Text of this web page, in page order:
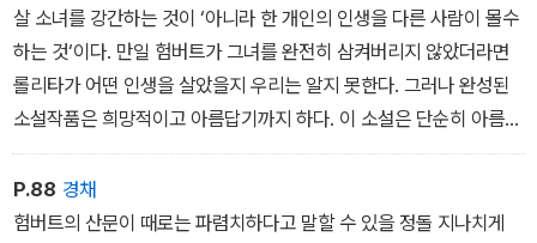
살 소녀를 강간하는 것이 ‘아니라 한 개인의 인생을 다른 사람이 몰수
하는 것‘이다. 만일 험버트가 그녀를 완전히 삼켜버리지 않았더라면
롤리타가 어떤 인생을 살았을지 우리는 알지 못한다. 그러나 완성된
소설작품은 희망적이고 아름답기까지 하다. 이 소설은 단순히 아름다
움뿐만이 아니라 야씨처럼 롤리타도 박탈당한 삶을, 평범한 일상생활
을, 모든 정상적인 즐거움들을 옹호한다.
P.88 경채
험버트의 산문이 때로는 파렴치하다고 말할 수 있을 정돌 지나치게